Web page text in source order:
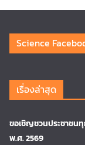
Science
เรื่องล่าสุด
ขอเชิญชวนประชาชนทุ
พ.ศ. 2569